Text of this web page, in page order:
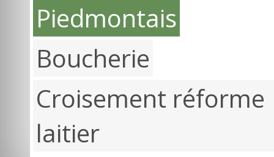
Piedmontais
Boucherie
Croisement réforme
laitier